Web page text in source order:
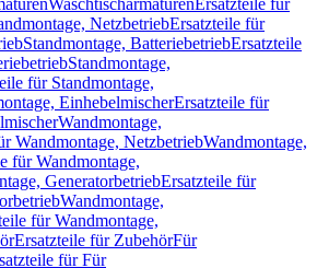
Waschtischarmaturen Ersatzteile für
NetzbetriebErsatzteile für
Standmontage, BatteriebetriebErsatzteile
Standmontage,
für Standmontage,
EinhebelmischerErsatzteile für
Wandmontage,
Wandmontage, NetzbetriebWandmontage,
für Wandmontage,
GeneratorbetriebErsatzteile für
Wandmontage,
für Wandmontage,
Ersatzteile für ZubehörFür
für Für